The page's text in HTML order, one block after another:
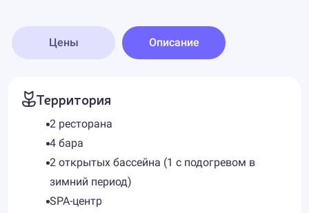
Цены Описание
Территория
2 ресторана
4 бара
2 открытых бассейна (1 с подогревом в
зимний период)
SPA-центр